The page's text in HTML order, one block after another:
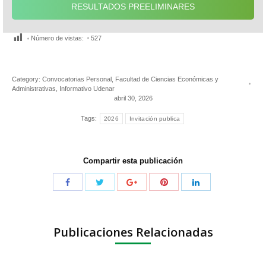
RESULTADOS PREELIMINARES
Número de vistas: 527
Category: Convocatorias Personal Facultad de Ciencias Económicas y
Administrativas
Informativo Udenar
abril 30, 2026
Tags: 2026 Invitación publica
Compartir esta publicación
Publicaciones Relacionadas